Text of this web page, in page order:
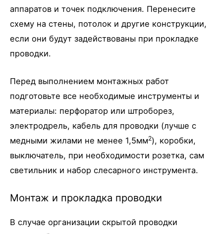
аппаратов и точек подключения. Перенесите
схему на стены, потолок и другие конструкции,
если они будут задействованы при прокладке
проводки.
Перед выполнением монтажных работ
подготовьте все необходимые инструменты и
материалы: перфоратор или штроборез,
электродрель, кабель для проводки (лучше с
медными жилами не менее 1,5мм2), коробки,
выключатель, при необходимости розетка, сам
светильник и набор слесарного инструмента.
Монтаж и прокладка проводки
В случае организации скрытой проводки